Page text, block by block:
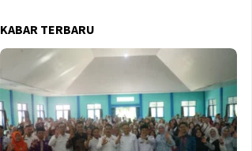
KABAR TERBARU